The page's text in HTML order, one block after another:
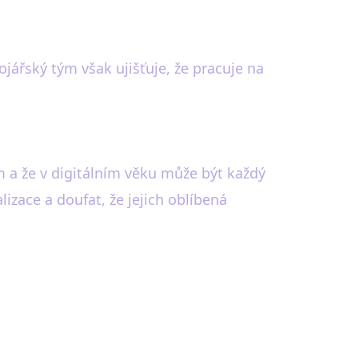
tým však ujišťuje, že pracuje na
a že v digitálním věku může být každý
a doufat, že jejich oblíbená